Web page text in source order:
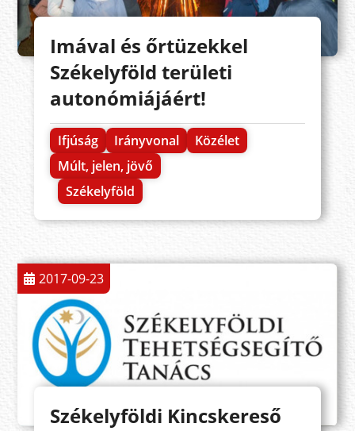
Imával és őrtüzekkel
Székelyföld területi
autonómiájáért!
Ifjúság Irányvonal
Közélet
Múlt, jelen, jövő
Székelyföld
2017-09-23
Székelyföldi Kincskereső